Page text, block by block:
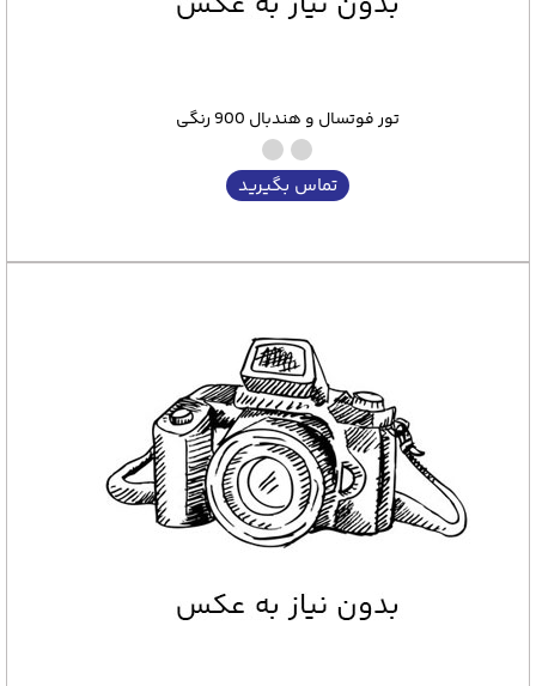
تور فوتسال و هندبال 900 رنگی
تماس بگیرید